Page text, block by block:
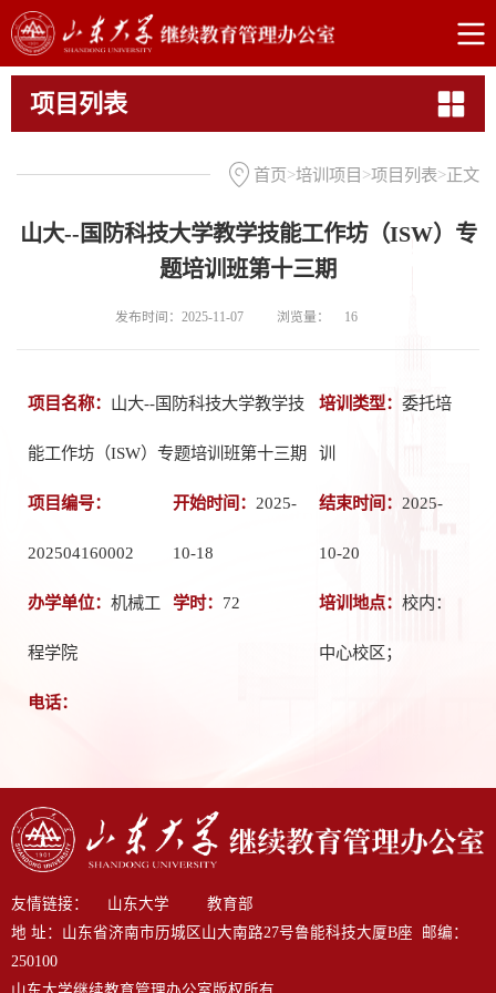
项目列表
首页>培训项目 >项目列表>正文
山大--国防科技大学教学技能工作坊（ISW）专
题培训班第十三期
发布时间：2025-11-07 浏览量： 16
项目名称： 山大--国防科技大学教学技
能工作坊（ISW）专题培训班第十三期
培训类型： 委托培
训
项目编号：
202504160002
开始时间： 2025-
10-18
结束时间： 2025-
10-20
办学单位：机械工
程学院
学时： 72 培训地点： 校内：
中心校区；
电话：
友情链接： 山东大学
教育部
地 址：山东省济南市历城区山大南路27号鲁能科技大厦B座
邮编：
250100